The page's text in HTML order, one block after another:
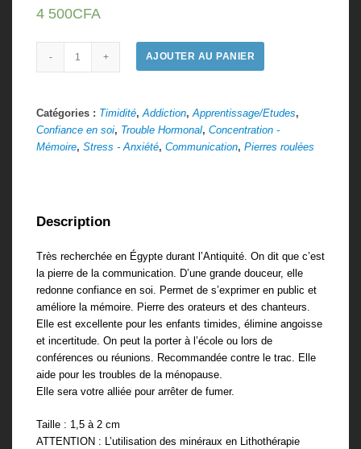
4 500CFA
Quantité AJOUTER AU PANIER
Catégories : Timidité,Addiction,Apprentissage/Etudes,
Confiance en soi, Trouble Hormonal, Concentration -
Mémoire, Stress - Anxiété, Communication, Pierres roulées
Description
Très recherchée en Égypte durant l’Antiquité. On dit que c’est
la pierre de la communication. D’une grande douceur, elle
redonne confiance en soi. Permet de s’exprimer en public et
améliore la mémoire. Pierre des orateurs et des chanteurs.
Elle est excellente pour les enfants timides, élimine angoisse
et incertitude. On peut la porter à l’école ou lors de
conférences ou réunions. Recommandée contre le trac. Elle
aide pour les troubles de la ménopause.
Elle sera votre alliée pour arrêter de fumer.
Taille : 1,5 à 2 cm
ATTENTION : L’utilisation des minéraux en Lithothérapie